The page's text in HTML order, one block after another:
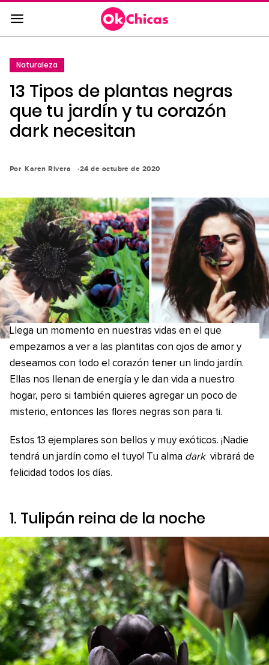
Saltar
al
contenido
la
navegación
principal
Naturaleza
13 Tipos de plantas negras
que tu jardín y tu corazón
dark necesitan
Por Karen Rivera 24 de octubre de 2020
Llega un momento en nuestras vidas en el que
empezamos a ver a las plantitas con ojos de amor y
deseamos con todo el corazón tener un lindo jardín.
Ellas nos llenan de energía y le dan vida a nuestro
hogar, pero si también quieres agregar un poco de
misterio, entonces las flores negras son para ti.
Estos 13 ejemplares son bellos y muy exóticos. ¡Nadie
tendrá un jardín como el tuyo! Tu alma dark vibrará de
felicidad todos los días.
1. Tulipán reina de la noche